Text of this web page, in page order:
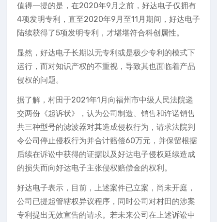
值得一提的是，在2020年9月之前，好达电子仅拥有
4项发明专利，直至2020年9月至11月期间，好达电子
陆续获得了5项发明专利，才堪堪符合科创属性。
显然，好达电子长期以无专利或是极少专利的模式下
运行，而对知识产权的不重视，导致其也面临着产品
侵权的问题。
据了解，村田于2021年1月向福州市中级人民法院递
交两份《起诉状》，认为公司制造、销售和许诺销售
共三种型号的滤波器对其造成侵权行为，请求法院判
令公司停止侵权行为并合计赔偿60万元，并保留根据
后续在诉讼中获得的证据以及好达电子侵权延续造成
的损失而向好达电子主张侵权赔偿金的权利。
好达电子表示，目前，上述案件已立案，尚未开庭，
公司已提起管辖权异议程序，同时公司对村田的涉案
专利提出无效宣告的请求。若未来公司在上述诉讼中